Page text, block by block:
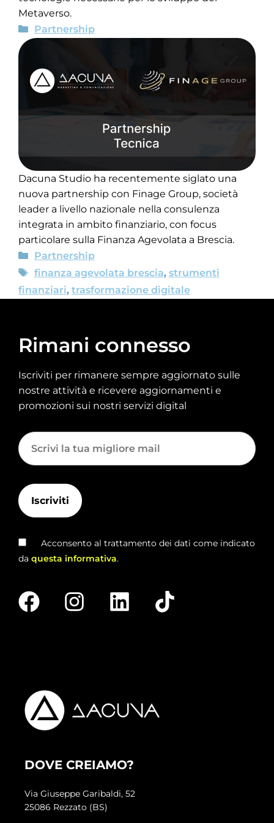
Metaverso.
Partnership
Dacuna Studio ha recentemente siglato una
nuova partnership con Finage Group, società
leader a livello nazionale nella consulenza
integrata in ambito finanziario, con focus
particolare sulla Finanza Agevolata a Brescia.
Partnership
finanza agevolata brescia, strumenti
finanziari, trasformazione digitale
Rimani connesso
Iscriviti per rimanere sempre aggiornato sulle
nostre attività e ricevere aggiornamenti e
promozioni sui nostri servizi digital
Acconsento al trattamento dei dati come indicato
da questa informativa.
DOVE CREIAMO?
Via Giuseppe Garibaldi, 52
25086 Rezzato (BS)